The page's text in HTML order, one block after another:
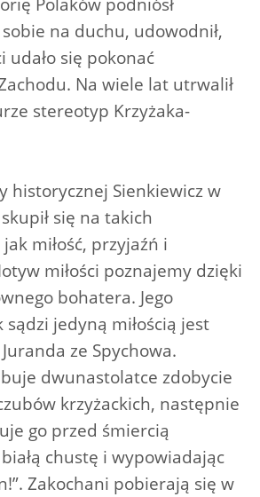
Polaków podniósł
na duchu, udowodnił,
udało się pokonać
Na wiele lat utrwalił
stereotyp Krzyżaka-
historycznej Sienkiewicz w
się na takich
miłość, przyjaźń i
miłości poznajemy dzięki
bohatera. Jego
sądzi jedyną miłością jest
ze Spychowa.
dwunastolatce zdobycie
krzyżackich, następnie
go przed śmiercią
chustę i wypowiadając
Zakochani pobierają się w